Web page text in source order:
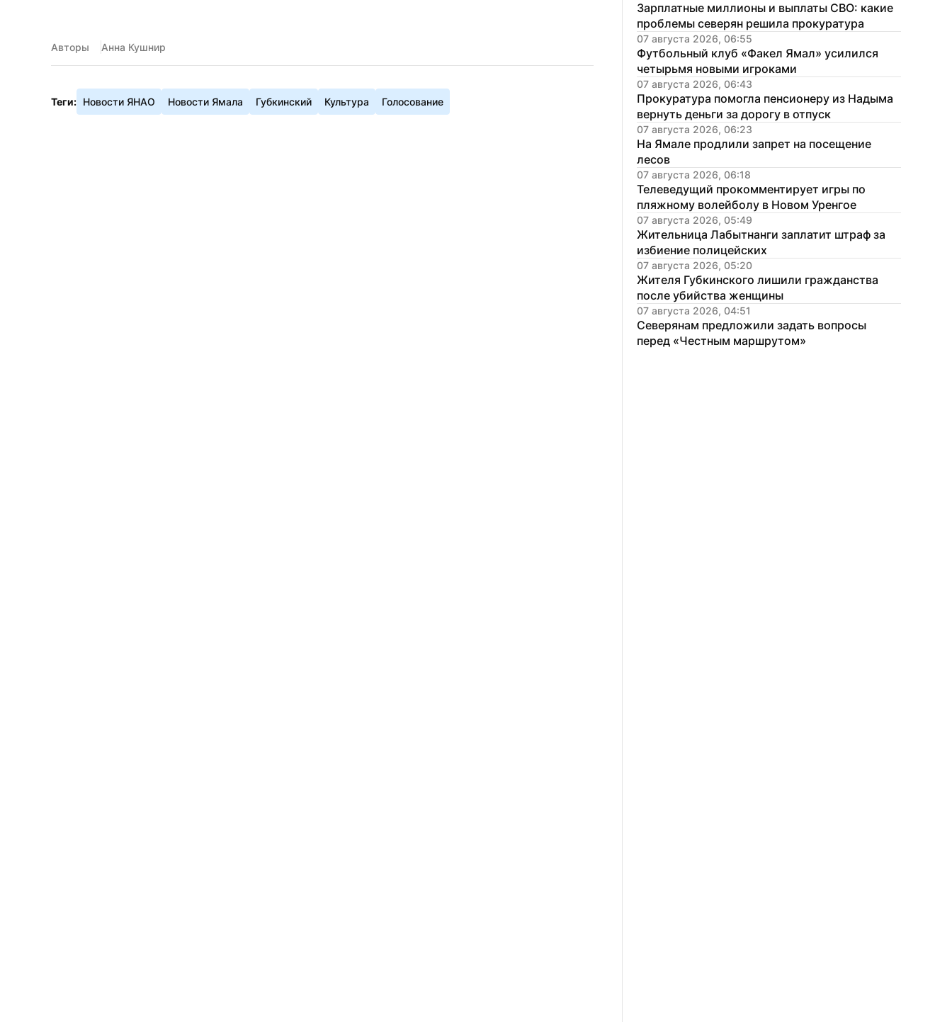
Авторы Анна Кушнир
Теги: Новости ЯНАО Новости Ямала Губкинский Культура Голосование
Зарплатные миллионы и выплаты СВО: какие
проблемы северян решила прокуратура
07 августа 2026, 06:55
Футбольный клуб «Факел Ямал» усилился
четырьмя новыми игроками
07 августа 2026, 06:43
Прокуратура помогла пенсионеру из Надыма
вернуть деньги за дорогу в отпуск
07 августа 2026, 06:23
На Ямале продлили запрет на посещение
лесов
07 августа 2026, 06:18
Телеведущий прокомментирует игры по
пляжному волейболу в Новом Уренгое
07 августа 2026, 05:49
Жительница Лабытнанги заплатит штраф за
избиение полицейских
07 августа 2026, 05:20
Жителя Губкинского лишили гражданства
после убийства женщины
07 августа 2026, 04:51
Северянам предложили задать вопросы
перед «Честным маршрутом»